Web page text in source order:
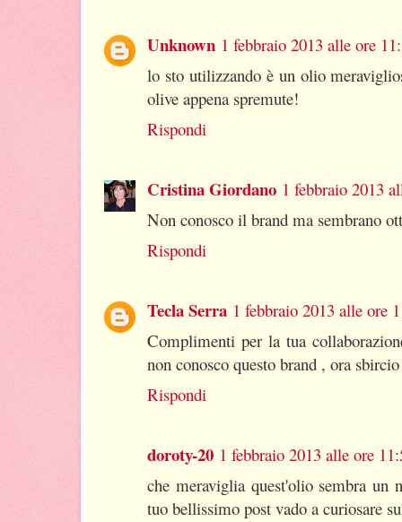
Unknown 1 febbraio 2013 alle ore
lo sto utilizzando è un olio
olive appena spremute!
Rispondi
Cristina Giordano 1 febbraio 2013
Non conosco il brand ma sembrano
Rispondi
Tecla Serra 1 febbraio 2013 alle ore
Complimenti per la tua
non conosco questo brand , ora
Rispondi
doroty-20 1 febbraio 2013 alle ore
che meraviglia quest'olio sembra
tuo bellissimo post vado a curiosare